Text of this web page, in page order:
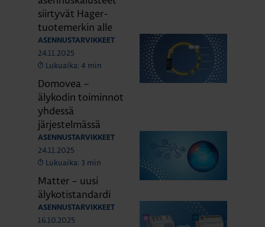
siirtyvät Hager-
tuotemerkin alle
ASENNUSTARVIKKEET
24.11.2025
Lukuaika: 4 min
Domovea –
älykodin toiminnot
yhdessä
järjestelmässä
ASENNUSTARVIKKEET
24.11.2025
Lukuaika: 3 min
Matter – uusi
älykotistandardi
ASENNUSTARVIKKEET
16.10.2025